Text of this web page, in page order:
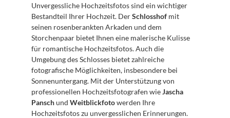
Unvergessliche Hochzeitsfotos sind ein wichtiger
Bestandteil Ihrer Hochzeit. Der Schlosshof mit
seinen rosenberankten Arkaden und dem
Storchenpaar bietet Ihnen eine malerische Kulisse
für romantische Hochzeitsfotos. Auch die
Umgebung des Schlosses bietet zahlreiche
fotografische Möglichkeiten, insbesondere bei
Sonnenuntergang. Mit der Unterstützung von
professionellen Hochzeitsfotografen wie Jascha
Pansch und Weitblickfoto werden Ihre
Hochzeitsfotos zu unvergesslichen Erinnerungen.